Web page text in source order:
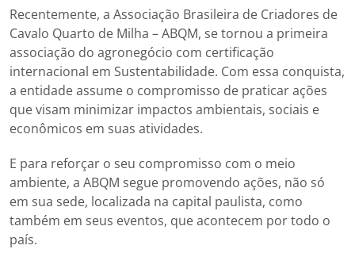
Recentemente, a Associação Brasileira de Criadores de
Cavalo Quarto de Milha – ABQM, se tornou a primeira
associação do agronegócio com certificação
internacional em Sustentabilidade. Com essa conquista,
a entidade assume o compromisso de praticar ações
que visam minimizar impactos ambientais, sociais e
econômicos em suas atividades.
E para reforçar o seu compromisso com o meio
ambiente, a ABQM segue promovendo ações, não só
em sua sede, localizada na capital paulista, como
também em seus eventos, que acontecem por todo o
país.